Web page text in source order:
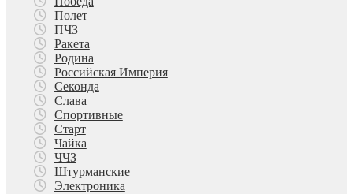
Полет
ПЧЗ
Ракета
Родина
Российская Империя
Секонда
Слава
Спортивные
Старт
Чайка
ЧЧЗ
Штурманские
Электроника